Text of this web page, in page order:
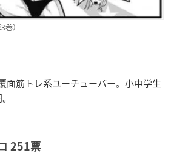
）
面筋トレ系ユーチューバー。小中学生
251票